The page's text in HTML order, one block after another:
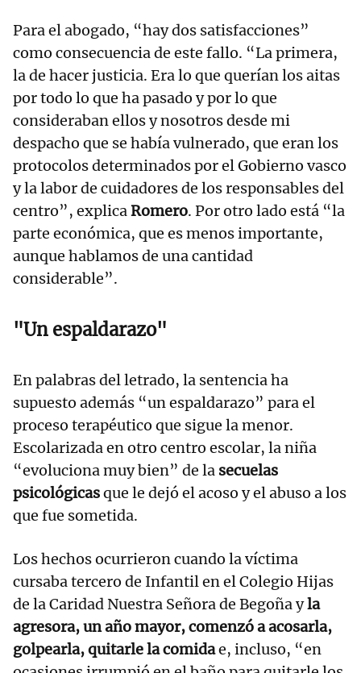
Para el abogado, “hay dos satisfacciones”
como consecuencia de este fallo. “La primera,
la de hacer justicia. Era lo que querían los aitas
por todo lo que ha pasado y por lo que
consideraban ellos y nosotros desde mi
despacho que se había vulnerado, que eran los
protocolos determinados por el Gobierno vasco
y la labor de cuidadores de los responsables del
centro”, explicaRomero. Por otro lado está “la
parte económica, que es menos importante,
aunque hablamos de una cantidad
considerable”.
"Un espaldarazo"
En palabras del letrado, la sentencia ha
supuesto además “un espaldarazo” para el
proceso terapéutico que sigue la menor.
Escolarizada en otro centro escolar, la niña
“evoluciona muy bien” de la secuelas
psicológicasque le dejó el acoso y el abuso a los
que fue sometida.
Los hechos ocurrieron cuando la víctima
cursaba tercero de Infantil en el Colegio Hijas
de la Caridad Nuestra Señora de Begoña yla
agresora, un año mayor, comenzó a acosarla,
golpearla, quitarle la comidae, incluso, “en